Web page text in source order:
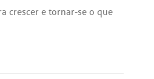
crescer e tornar-se o que